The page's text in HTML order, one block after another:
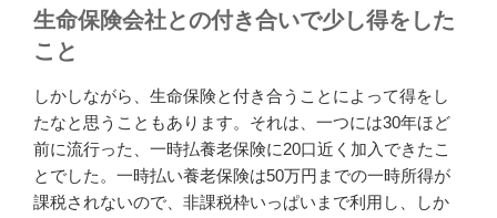
生命保険会社との付き合いで少し得をした
こと
しかしながら、生命保険と付き合うことによって得をし
たなと思うこともあります。それは、一つには30年ほど
前に流行った、一時払養老保険に20口近く加入できたこ
とでした。一時払い養老保険は50万円までの一時所得が
課税されないので、非課税枠いっぱいまで利用し、しか